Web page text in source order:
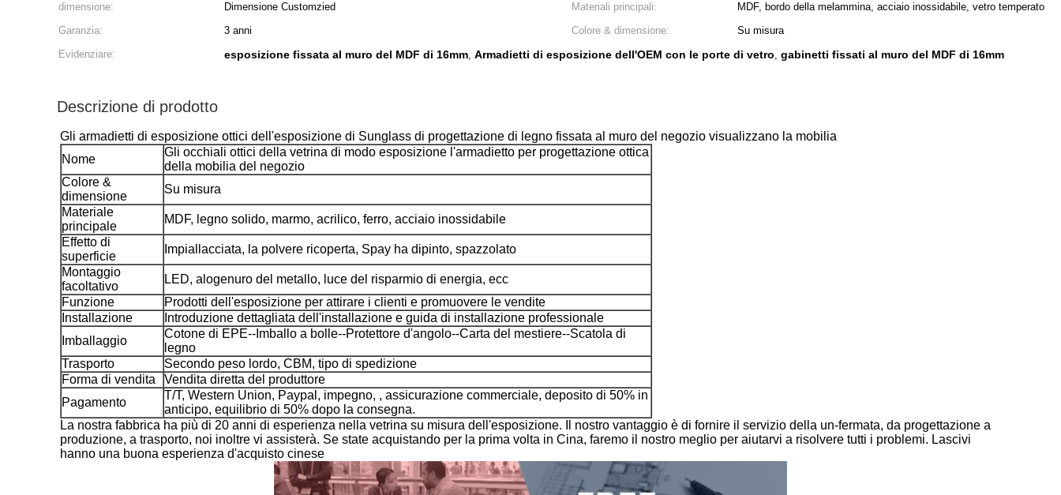
dimensione:
Dimensione Customzied Materiali principali:
MDF, bordo della melammina, acciaio inossidabile, vetro temperato
Garanzia:
3 anni Colore & dimensione:
Su misura
Evidenziare:
esposizione fissata al muro del MDF di 16mm, Armadietti di esposizione dell'OEM con le porte di vetro, gabinetti fissati al muro del MDF di 16mm
Descrizione di prodotto
Gli armadietti di esposizione ottici dell'esposizione di Sunglass di progettazione di legno fissata al muro del negozio visualizzano la mobilia
Nome
Gli occhiali ottici della vetrina di modo esposizione l'armadietto per progettazione ottica
della mobilia del negozio
Colore &
dimensione
Su misura
Materiale
principale
MDF, legno solido, marmo, acrilico, ferro, acciaio inossidabile
Effetto di
superficie
Impiallacciata, la polvere ricoperta, Spay ha dipinto, spazzolato
Montaggio
facoltativo
LED, alogenuro del metallo, luce del risparmio di energia, ecc
Funzione
Prodotti dell'esposizione per attirare i clienti e promuovere le vendite
Installazione
Introduzione dettagliata dell'installazione e guida di installazione professionale
Imballaggio
Cotone di EPE--Imballo a bolle--Protettore d'angolo--Carta del mestiere--Scatola di
legno
Trasporto
Secondo peso lordo, CBM, tipo di spedizione
Forma di vendita
Vendita diretta del produttore
Pagamento
T/T, Western Union, Paypal, impegno, , assicurazione commerciale, deposito di 50% in
anticipo, equilibrio di 50% dopo la consegna.
La nostra fabbrica ha più di 20 anni di esperienza nella vetrina su misura dell'esposizione. Il nostro vantaggio è di fornire il servizio della un-fermata, da progettazione a
produzione, a trasporto, noi inoltre vi assisterà. Se state acquistando per la prima volta in Cina, faremo il nostro meglio per aiutarvi a risolvere tutti i problemi. Lascivi
hanno una buona esperienza d'acquisto cinese